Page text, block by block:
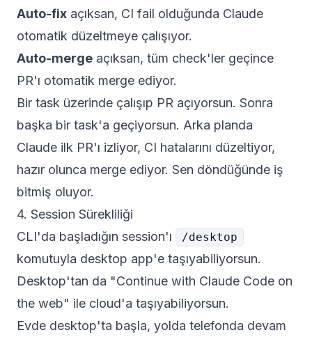
Auto-fix açıksan, CI fail olduğunda Claude
otomatik düzeltmeye çalışıyor.
Auto-merge açıksan, tüm check'ler geçince
PR'ı otomatik merge ediyor.
Bir task üzerinde çalışıp PR açıyorsun. Sonra
başka bir task'a geçiyorsun. Arka planda
Claude ilk PR'ı izliyor, CI hatalarını düzeltiyor,
hazır olunca merge ediyor. Sen döndüğünde iş
bitmiş oluyor.
4. Session Sürekliliği
CLI'da başladığın session'ı
/desktop
komutuyla desktop app'e taşıyabiliyorsun.
Desktop'tan da "Continue with Claude Code on
the web" ile cloud'a taşıyabiliyorsun.
Evde desktop'ta başla, yolda telefonda devam